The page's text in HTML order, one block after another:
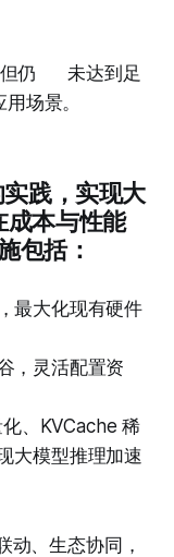
但仍 未达到足
场景。
践，实现大
成本与性能
包括：
最大化现有硬件
，灵活配置资
、KVCache 稀
大模型推理加速
动、生态协同，